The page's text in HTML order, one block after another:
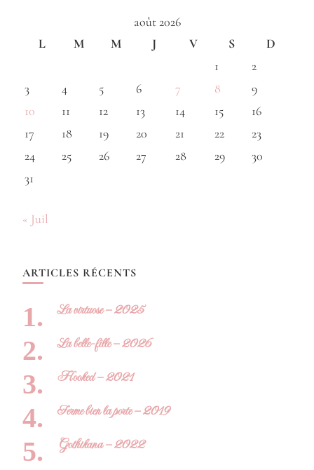
août 2026
L
M M J V S
D
1
2
3
4 5 6 7 8
9
10
11 12 13 14 15
16
17
18 19 20 21 22
23
24
25 26 27 28 29
30
31
« Juil
ARTICLES RÉCENTS
La virtuose – 2025
La belle-fille – 2026
Hooked – 2021
Ferme bien la porte – 2019
Gothikana – 2022